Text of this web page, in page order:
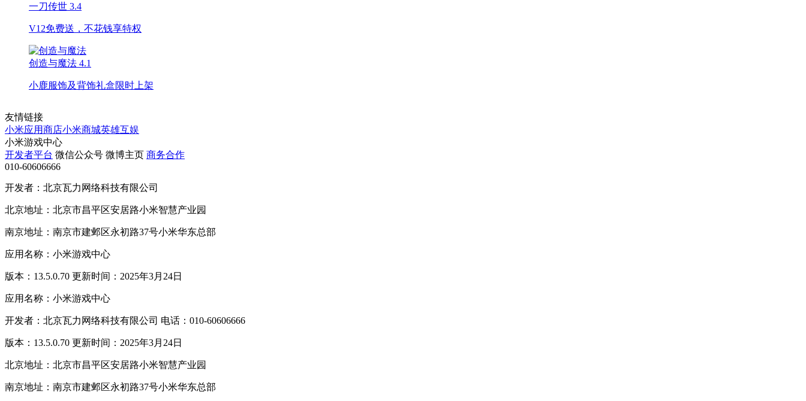
一刀传世 3.4
V12免费送，不花钱享特权
创造与魔法 4.1
小鹿服饰及背饰礼盒限时上架
友情链接
小米应用商店小米商城英雄互娱
小米游戏中心
开发者平台 微信公众号 微博主页 商务合作
010-60606666
开发者：北京瓦力网络科技有限公司
北京地址：北京市昌平区安居路小米智慧产业园
南京地址：南京市建邺区永初路37号小米华东总部
应用名称：小米游戏中心
版本：13.5.0.70 更新时间：2025年3月24日
应用名称：小米游戏中心
开发者：北京瓦力网络科技有限公司 电话：010-60606666
版本：13.5.0.70 更新时间：2025年3月24日
北京地址：北京市昌平区安居路小米智慧产业园
南京地址：南京市建邺区永初路37号小米华东总部